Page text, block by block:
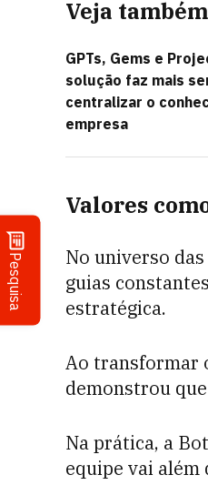
Pesquisa
Veja também
GPTs, Gems e
solução faz mais
centralizar o
empresa
Valores
No universo das
guias
estratégica.
Ao transformar
demonstrou
Na prática, a
equipe vai além